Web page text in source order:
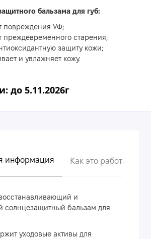
бальзама для губ:
повреждения УФ;
преждевременного старения;
защиту кожи;
и увлажняет кожу.
до 5.11.2026г
информация Как это работает?
и
солнцезащитный бальзам для
уходовые активы для